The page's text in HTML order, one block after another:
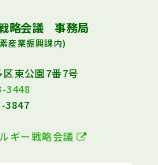
略会議 事務局
産業振興課内)
東公園7番7号
3448
3847
ギー戦略会議